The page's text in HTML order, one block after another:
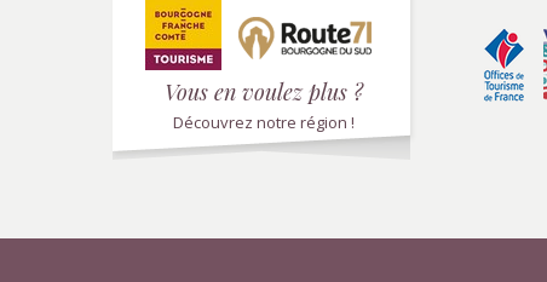
Vous en voulez plus ?
Découvrez notre région !